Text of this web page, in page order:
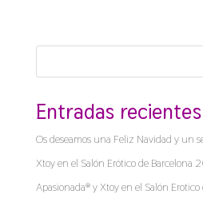
Entradas recientes
Os deseamos una Feliz Navidad y un
Xtoy en el Salón Erótico de Barcelona
Apasionada® y Xtoy en el Salón